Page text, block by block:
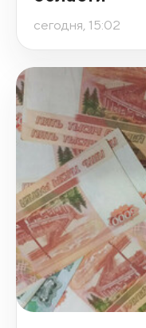
сегодня, 15:02